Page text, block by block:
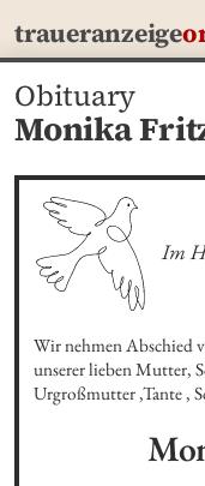
traueranzeige
Obituary
Monika
Im
Wir nehmen Abschied
unserer lieben Mutter,
Urgroßmutter ,Tante ,